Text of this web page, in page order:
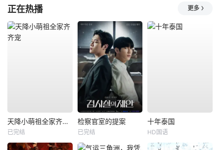
正在热播 更多
天降小萌祖全家齐齐宠
已完结
检察官室的提案
已完结
十年泰国
HD国语